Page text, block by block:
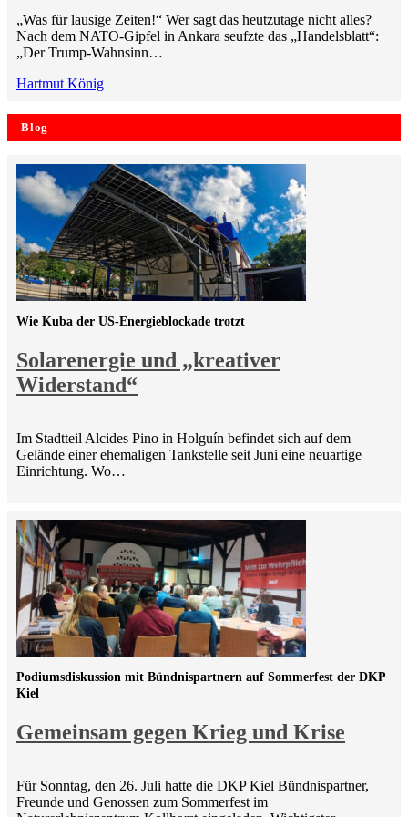
„Was für lausige Zeiten!“ Wer sagt das heutzutage nicht alles?
Nach dem NATO-Gipfel in Ankara seufzte das „Handelsblatt“:
„Der Trump-Wahnsinn…
Hartmut König
Blog
Solarenergie und „kreativer
Widerstand“
Wie Kuba der US-Energieblockade trotzt
Im Stadtteil Alcides Pino in Holguín befindet sich auf dem
Gelände einer ehemaligen Tankstelle seit Juni eine neuartige
Einrichtung. Wo…
Gemeinsam gegen Krieg und Krise
Podiumsdiskussion mit Bündnispartnern auf Sommerfest der DKP
Kiel
Für Sonntag, den 26. Juli hatte die DKP Kiel Bündnispartner,
Freunde und Genossen zum Sommerfest im